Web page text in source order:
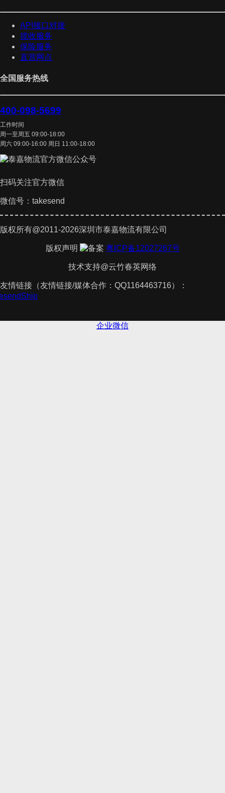
API接口对接
揽收服务
保险服务
直营网点
全国服务热线
400-098-5699
工作时间
周一至周五 09:00-18:00
周六 09:00-16:00 周日 11:00-18:00
扫码关注官方微信
微信号：takesend
版权所有@2011-2026深圳市泰嘉物流有限公司
版权声明 粤ICP备12027267号
技术支持@云竹春英网络
友情链接（友情链接/媒体合作：QQ1164463716）：
企业微信